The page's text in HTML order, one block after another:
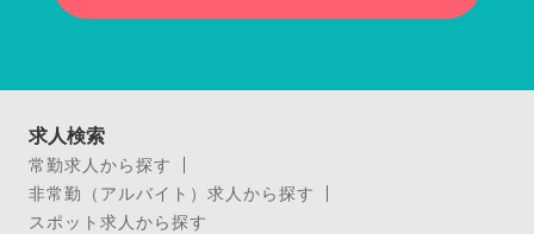
求人検索
常勤求人から探す
非常勤（アルバイト）求人から探す
スポット求人から探す